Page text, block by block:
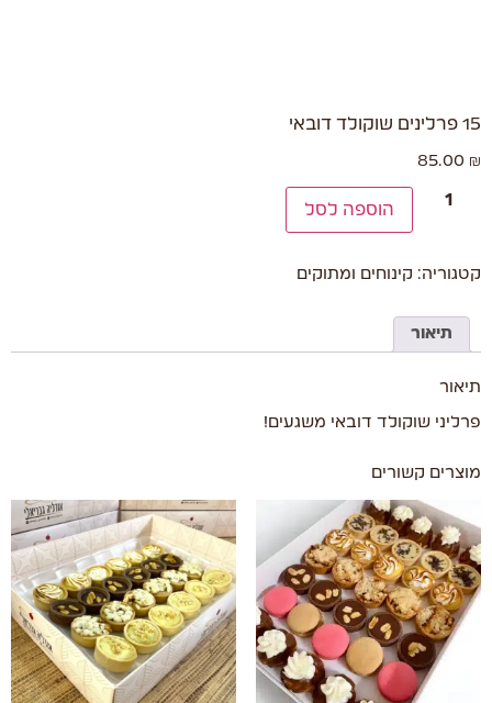
15 פרלינים שוקולד דובאי
85.00 ₪
הוספה לסל
קטגוריה: קינוחים ומתוקים
תיאור
תיאור
פרליני שוקולד דובאי משגעים!
מוצרים קשורים